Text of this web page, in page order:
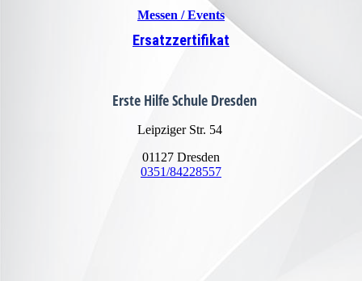
Messen / Events
Ersatzzertifikat
Erste Hilfe Schule Dresden
Leipziger Str. 54
01127 Dresden
0351/84228557